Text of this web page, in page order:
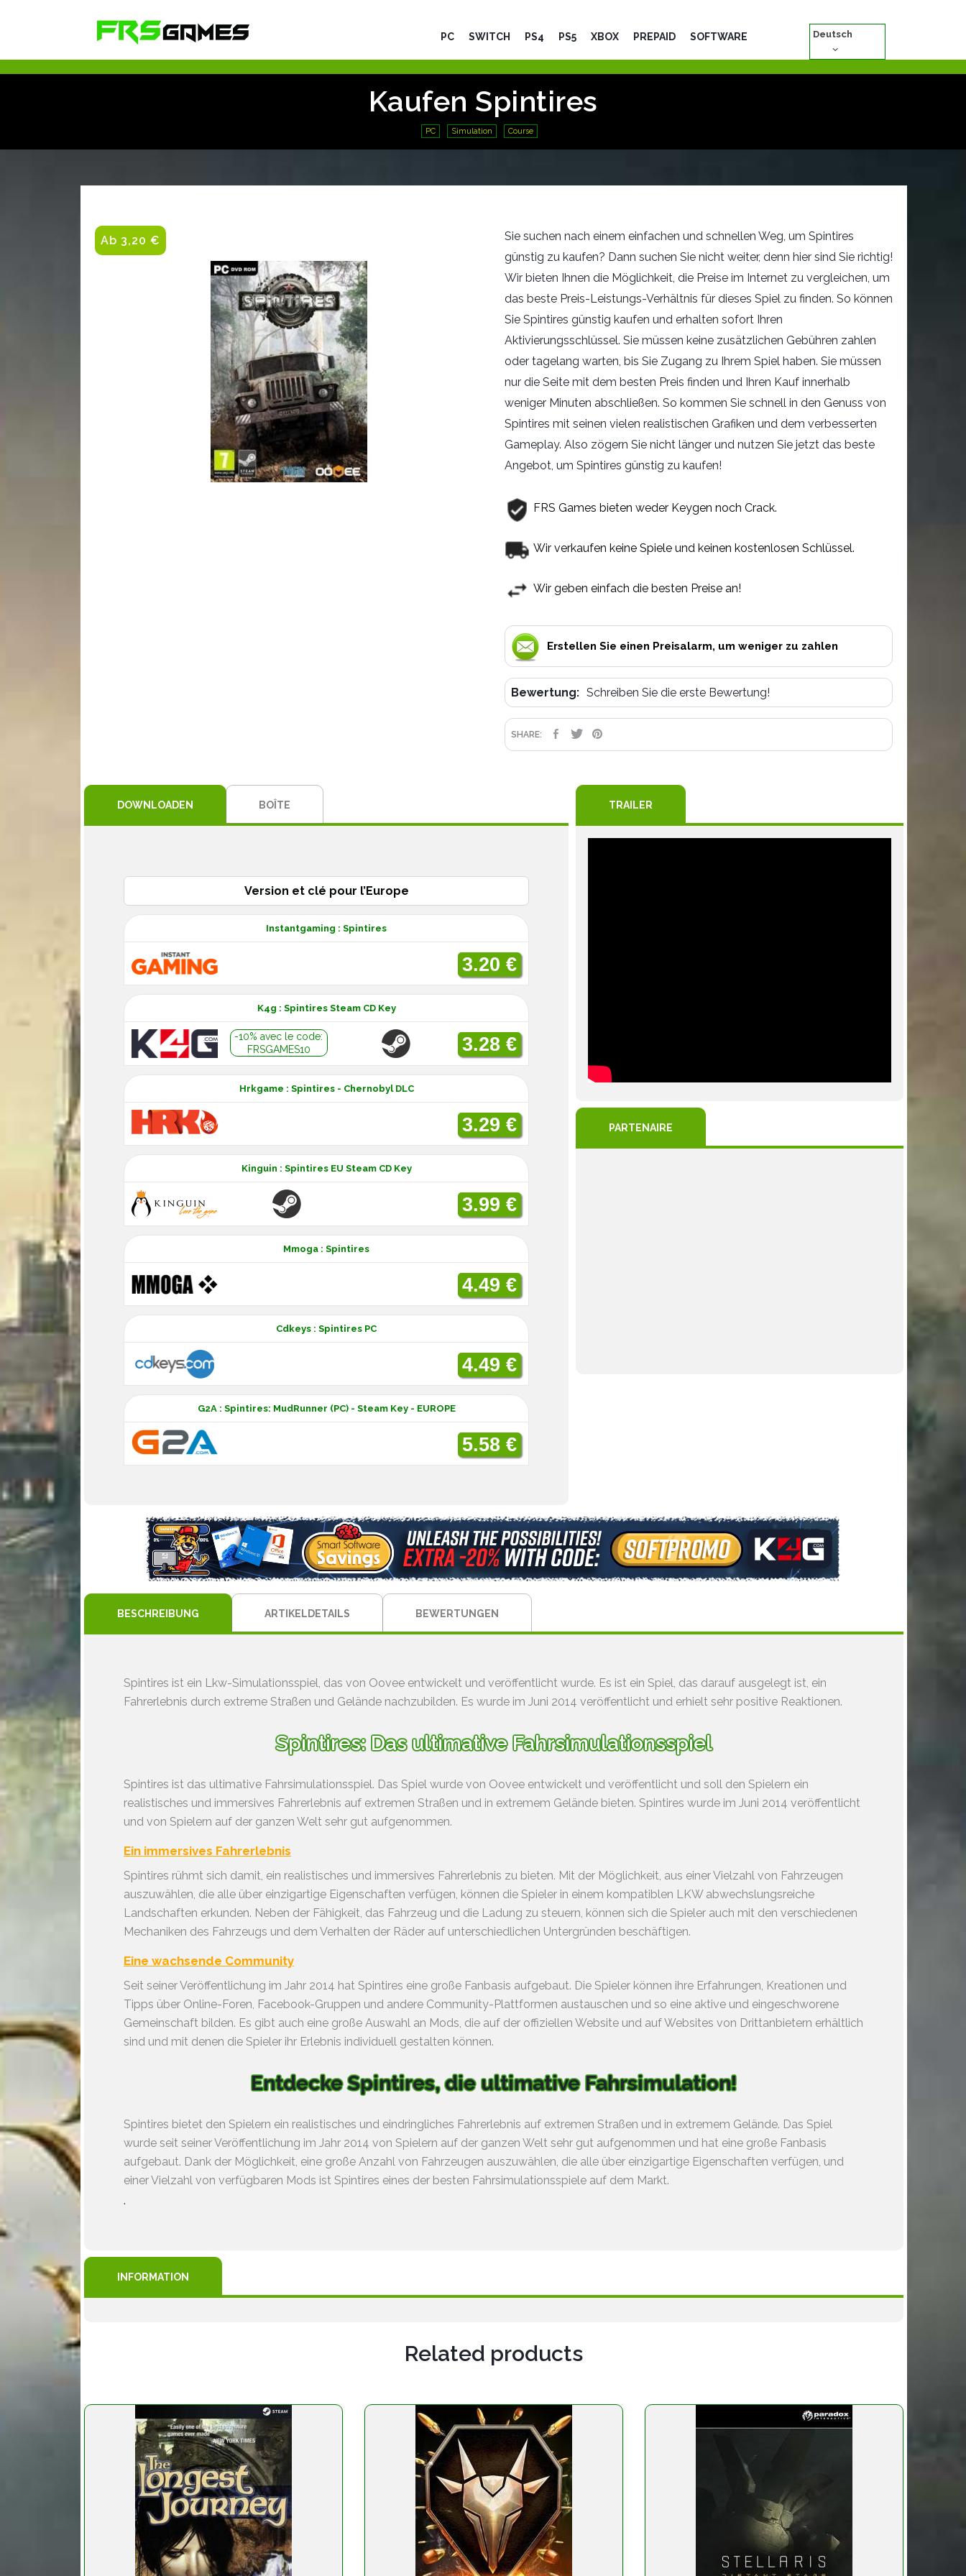
PC SWITCH PS4 PS5 XBOX PREPAID SOFTWARE Deutsch
Kaufen Spintires
PC Simulation Course
Ab 3,20 €
Sie suchen nach einem einfachen und schnellen Weg, um Spintires
günstig zu kaufen? Dann suchen Sie nicht weiter, denn hier sind Sie richtig!
Wir bieten Ihnen die Möglichkeit, die Preise im Internet zu vergleichen, um
das beste Preis-Leistungs-Verhältnis für dieses Spiel zu finden. So können
Sie Spintires günstig kaufen und erhalten sofort Ihren
Aktivierungsschlüssel. Sie müssen keine zusätzlichen Gebühren zahlen
oder tagelang warten, bis Sie Zugang zu Ihrem Spiel haben. Sie müssen
nur die Seite mit dem besten Preis finden und Ihren Kauf innerhalb
weniger Minuten abschließen. So kommen Sie schnell in den Genuss von
Spintires mit seinen vielen realistischen Grafiken und dem verbesserten
Gameplay. Also zögern Sie nicht länger und nutzen Sie jetzt das beste
Angebot, um Spintires günstig zu kaufen!
FRS Games bieten weder Keygen noch Crack.
Wir verkaufen keine Spiele und keinen kostenlosen Schlüssel.
Wir geben einfach die besten Preise an!
Erstellen Sie einen Preisalarm, um weniger zu zahlen
Bewertung: Schreiben Sie die erste Bewertung!
SHARE: TEILENTWEET
DOWNLOADEN BOÎTE
Version et clé pour l’Europe
Instantgaming : Spintires
3.20 €
K4g : Spintires Steam CD Key
-10% avec le code:
FRSGAMES10
3.28 €
Hrkgame : Spintires - Chernobyl DLC
3.29 €
Kinguin : Spintires EU Steam CD Key
3.99 €
Mmoga : Spintires
4.49 €
Cdkeys : Spintires PC
4.49 €
G2A : Spintires: MudRunner (PC) - Steam Key - EUROPE
5.58 €
TRAILER
PARTENAIRE
BESCHREIBUNG ARTIKELDETAILS BEWERTUNGEN
Spintires ist ein Lkw-Simulationsspiel, das von Oovee entwickelt und veröffentlicht wurde. Es ist ein Spiel, das darauf ausgelegt ist, ein
Fahrerlebnis durch extreme Straßen und Gelände nachzubilden. Es wurde im Juni 2014 veröffentlicht und erhielt sehr positive Reaktionen.
Spintires: Das ultimative Fahrsimulationsspiel
Spintires ist das ultimative Fahrsimulationsspiel. Das Spiel wurde von Oovee entwickelt und veröffentlicht und soll den Spielern ein
realistisches und immersives Fahrerlebnis auf extremen Straßen und in extremem Gelände bieten. Spintires wurde im Juni 2014 veröffentlicht
und von Spielern auf der ganzen Welt sehr gut aufgenommen.
Ein immersives Fahrerlebnis
Spintires rühmt sich damit, ein realistisches und immersives Fahrerlebnis zu bieten. Mit der Möglichkeit, aus einer Vielzahl von Fahrzeugen
auszuwählen, die alle über einzigartige Eigenschaften verfügen, können die Spieler in einem kompatiblen LKW abwechslungsreiche
Landschaften erkunden. Neben der Fähigkeit, das Fahrzeug und die Ladung zu steuern, können sich die Spieler auch mit den verschiedenen
Mechaniken des Fahrzeugs und dem Verhalten der Räder auf unterschiedlichen Untergründen beschäftigen.
Eine wachsende Community
Seit seiner Veröffentlichung im Jahr 2014 hat Spintires eine große Fanbasis aufgebaut. Die Spieler können ihre Erfahrungen, Kreationen und
Tipps über Online-Foren, Facebook-Gruppen und andere Community-Plattformen austauschen und so eine aktive und eingeschworene
Gemeinschaft bilden. Es gibt auch eine große Auswahl an Mods, die auf der offiziellen Website und auf Websites von Drittanbietern erhältlich
sind und mit denen die Spieler ihr Erlebnis individuell gestalten können.
Entdecke Spintires, die ultimative Fahrsimulation!
Spintires bietet den Spielern ein realistisches und eindringliches Fahrerlebnis auf extremen Straßen und in extremem Gelände. Das Spiel
wurde seit seiner Veröffentlichung im Jahr 2014 von Spielern auf der ganzen Welt sehr gut aufgenommen und hat eine große Fanbasis
aufgebaut. Dank der Möglichkeit, eine große Anzahl von Fahrzeugen auszuwählen, die alle über einzigartige Eigenschaften verfügen, und
einer Vielzahl von verfügbaren Mods ist Spintires eines der besten Fahrsimulationsspiele auf dem Markt.
.
INFORMATION
Related products